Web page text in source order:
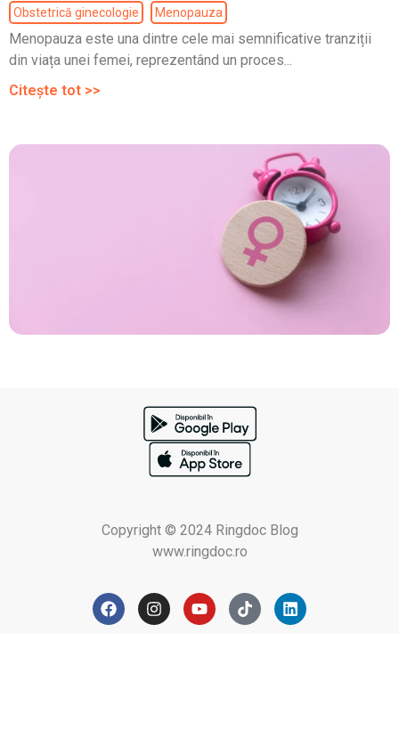
Obstetrică ginecologie Menopauza
Menopauza este una dintre cele mai semnificative tranziții
din viața unei femei, reprezentând un proces...
Citește tot >>
Copyright © 2024 Ringdoc Blog
www.ringdoc.ro